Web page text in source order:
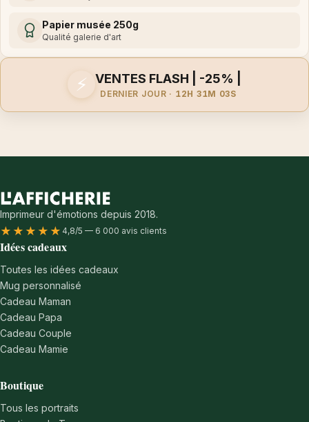
Papier musée 250g
Qualité galerie d'art
⚡ VENTES FLASH | -25% |
DERNIER JOUR · 12H 31M 03S
Imprimeur d'émotions depuis 2018.
★★★★★ 4,8/5 — 6 000 avis clients
Idées cadeaux
Toutes les idées cadeaux
Mug personnalisé
Cadeau Maman
Cadeau Papa
Cadeau Couple
Cadeau Mamie
Boutique
Tous les portraits